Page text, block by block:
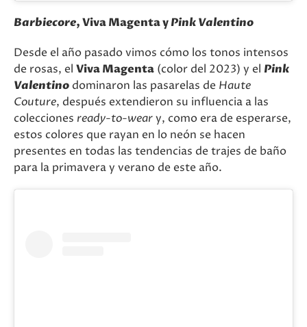
Barbiecore, Viva Magenta yPink Valentino
Desde el año pasado vimos cómo los tonos intensos
de rosas, el Viva Magenta (color del 2023) y el Pink
Valentino dominaron las pasarelas de Haute
Couture, después extendieron su influencia a las
colecciones ready-to-weary, como era de esperarse,
estos colores que rayan en lo neón se hacen
presentes en todas las tendencias de trajes de baño
para la primavera y verano de este año.